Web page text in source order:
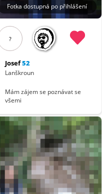
Fotka dostupná po přihlášení
?
Josef52
Lanškroun
Mám zájem se poznávat se
všemi